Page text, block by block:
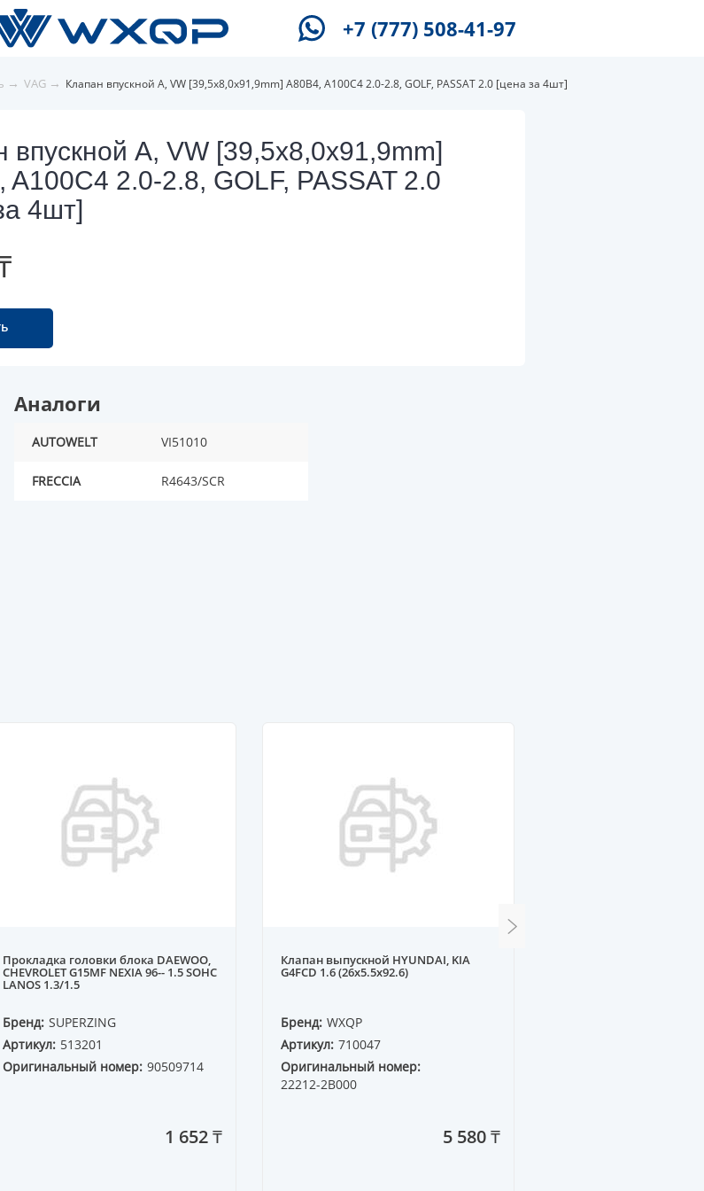
+7 (777) 508-41-97
→ VAG → Клапан впускной A, VW [39,5x8,0x91,9mm] A80B4, A100C4 2.0-2.8, GOLF, PASSAT 2.0 [цена за 4шт]
впускной A, VW [39,5x8,0x91,9mm]
A100C4 2.0-2.8, GOLF, PASSAT 2.0
4шт]
Аналоги
AUTOWELT VI51010
FRECCIA R4643/SCR
Прокладка головки блока DAEWOO,
CHEVROLET G15MF NEXIA 96-- 1.5 SOHC
LANOS 1.3/1.5
Бренд: SUPERZING
Артикул: 513201
Оригинальный номер: 90509714
1 652 ₸
Клапан выпускной HYUNDAI, KIA
G4FCD 1.6 (26x5.5x92.6)
Бренд: WXQP
Артикул: 710047
Оригинальный номер:
22212-2B000
5 580 ₸